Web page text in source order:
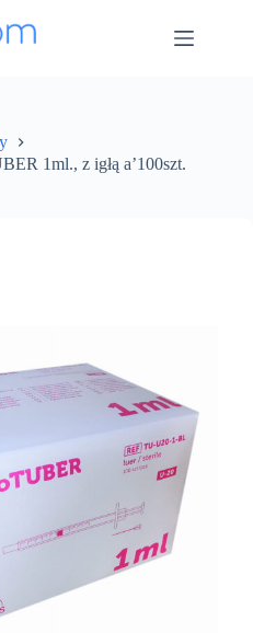
1ml., z igłą a’100szt.